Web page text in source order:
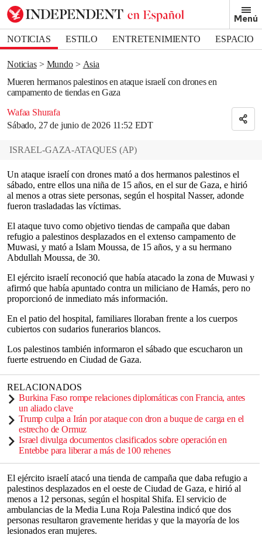
Menú
NOTICIAS ESTILO ENTRETENIMIENTO
ESPACIO
DEPORTES
Noticias Mundo
Asia
Mueren hermanos palestinos en ataque israelí con drones en
campamento de tiendas en Gaza
Wafaa Shurafa
Sábado, 27 de junio de 2026 11:52 EDT
Bookmark popover
Removed from bookmarks
Close popover
ISRAEL-GAZA-ATAQUES (AP)
Un ataque israelí con drones mató a dos hermanos palestinos el
sábado, entre ellos una niña de 15 años, en el sur de Gaza, e hirió
al menos a otras siete personas, según el hospital Nasser, adonde
fueron trasladadas las víctimas.
El ataque tuvo como objetivo tiendas de campaña que daban
refugio a palestinos desplazados en el extenso campamento de
Muwasi, y mató a Islam Moussa, de 15 años, y a su hermano
Abdullah Moussa, de 30.
El ejército israelí reconoció que había atacado la zona de Muwasi y
afirmó que había apuntado contra un miliciano de Hamás, pero no
proporcionó de inmediato más información.
En el patio del hospital, familiares lloraban frente a los cuerpos
cubiertos con sudarios funerarios blancos.
Los palestinos también informaron el sábado que escucharon un
fuerte estruendo en Ciudad de Gaza.
RELACIONADOS
Burkina Faso rompe relaciones diplomáticas con Francia, antes
un aliado clave
Trump culpa a Irán por ataque con dron a buque de carga en el
estrecho de Ormuz
Israel divulga documentos clasificados sobre operación en
Entebbe para liberar a más de 100 rehenes
El ejército israelí atacó una tienda de campaña que daba refugio a
palestinos desplazados en el oeste de Ciudad de Gaza, e hirió al
menos a 12 personas, según el hospital Shifa. El servicio de
ambulancias de la Media Luna Roja Palestina indicó que dos
personas resultaron gravemente heridas y que la mayoría de los
lesionados eran mujeres.